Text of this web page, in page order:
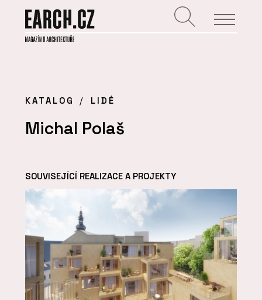
KATALOG LIDÉ
Michal Polaš
SOUVISEJÍCÍ REALIZACE A PROJEKTY